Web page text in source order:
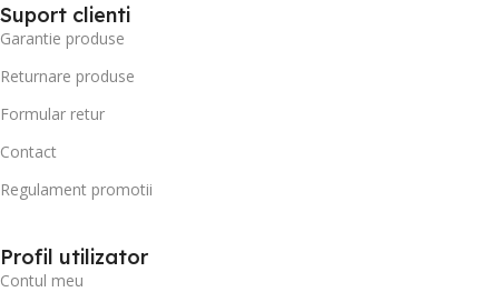
Suport clienti
Garantie produse
Returnare produse
Formular retur
Contact
Regulament promotii
Profil utilizator
Contul meu